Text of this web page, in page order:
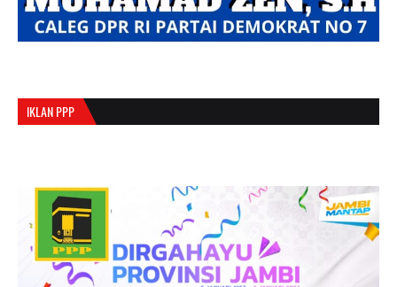
IKLAN PPP